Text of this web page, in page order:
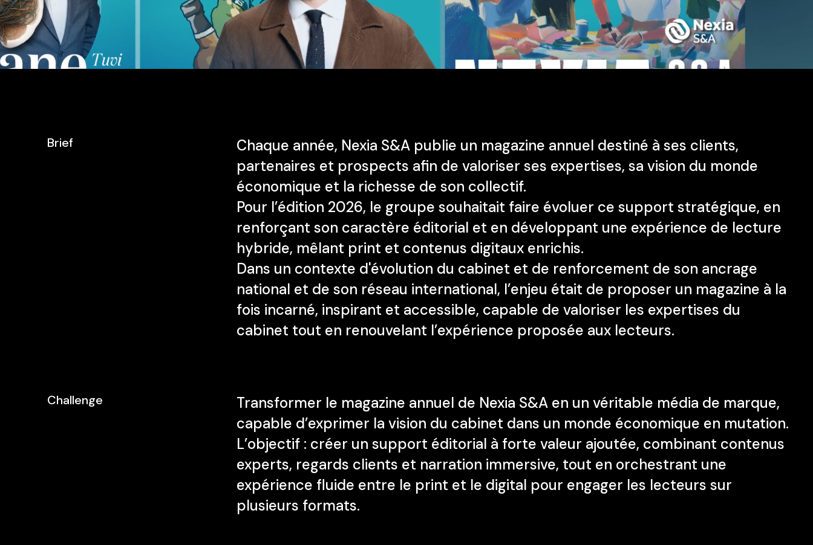
Brief
Chaque année, Nexia S&A publie un magazine annuel destiné à ses clients,
partenaires et prospects afin de valoriser ses expertises, sa vision du monde
économique et la richesse de son collectif.
Pour l’édition 2026, le groupe souhaitait faire évoluer ce support stratégique, en
renforçant son caractère éditorial et en développant une expérience de lecture
hybride, mêlant print et contenus digitaux enrichis.
Dans un contexte d'évolution du cabinet et de renforcement de son ancrage
national et de son réseau international, l’enjeu était de proposer un magazine à la
fois incarné, inspirant et accessible, capable de valoriser les expertises du
cabinet tout en renouvelant l’expérience proposée aux lecteurs.
Challenge
Transformer le magazine annuel de Nexia S&A en un véritable média de marque,
capable d’exprimer la vision du cabinet dans un monde économique en mutation.
L’objectif : créer un support éditorial à forte valeur ajoutée, combinant contenus
experts, regards clients et narration immersive, tout en orchestrant une
expérience fluide entre le print et le digital pour engager les lecteurs sur
plusieurs formats.